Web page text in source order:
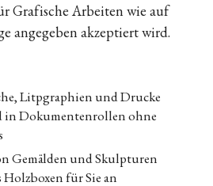
Grafische Arbeiten wie auf
angegeben akzeptiert wird.
Litpgraphien und Drucke
in Dokumentenrollen ohne
Gemälden und Skulpturen
für Sie an